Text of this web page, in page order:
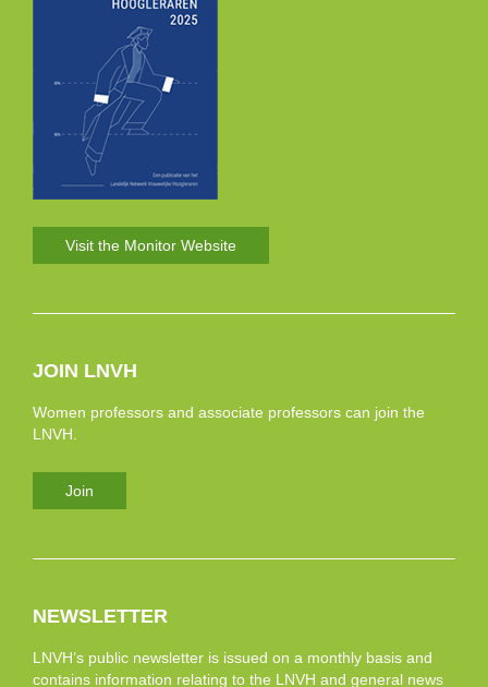
Visit the Monitor Website
JOIN LNVH
Women professors and associate professors can join the
LNVH.
Join
NEWSLETTER
LNVH’s public newsletter is issued on a monthly basis and
contains information relating to the LNVH and general news